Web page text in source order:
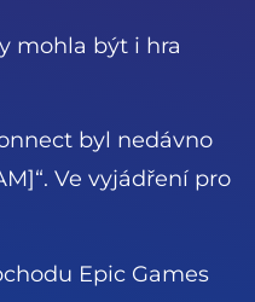
mohla být i hra
byl nedávno
Ve vyjádření pro
Epic Games